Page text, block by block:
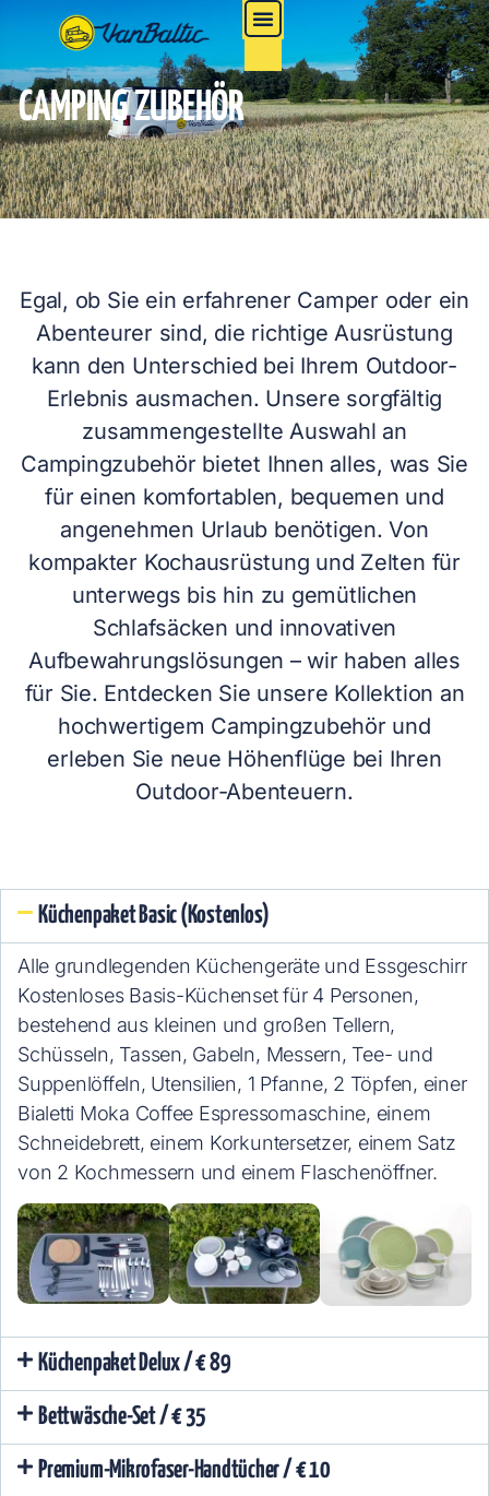
CAMPING ZUBEHÖR
Egal, ob Sie ein erfahrener Camper oder ein
Abenteurer sind, die richtige Ausrüstung
kann den Unterschied bei Ihrem Outdoor-
Erlebnis ausmachen. Unsere sorgfältig
zusammengestellte Auswahl an
Campingzubehör bietet Ihnen alles, was Sie
für einen komfortablen, bequemen und
angenehmen Urlaub benötigen. Von
kompakter Kochausrüstung und Zelten für
unterwegs bis hin zu gemütlichen
Schlafsäcken und innovativen
Aufbewahrungslösungen – wir haben alles
für Sie. Entdecken Sie unsere Kollektion an
hochwertigem Campingzubehör und
erleben Sie neue Höhenflüge bei Ihren
Outdoor-Abenteuern.
Küchenpaket Basic (Kostenlos)
Alle grundlegenden Küchengeräte und Essgeschirr
Kostenloses Basis-Küchenset für 4 Personen,
bestehend aus kleinen und großen Tellern,
Schüsseln, Tassen, Gabeln, Messern, Tee- und
Suppenlöffeln, Utensilien, 1 Pfanne, 2 Töpfen, einer
Bialetti Moka Coffee Espressomaschine, einem
Schneidebrett, einem Korkuntersetzer, einem Satz
von 2 Kochmessern und einem Flaschenöffner.
Küchenpaket Delux / € 89
Bettwäsche-Set / € 35
Premium-Mikrofaser-Handtücher / € 10